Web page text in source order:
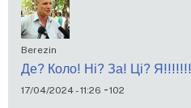
Berezin
Де? Коло! Ні? За! Ці? Я!!!!!!!
17/04/2024 - 11:26 -102